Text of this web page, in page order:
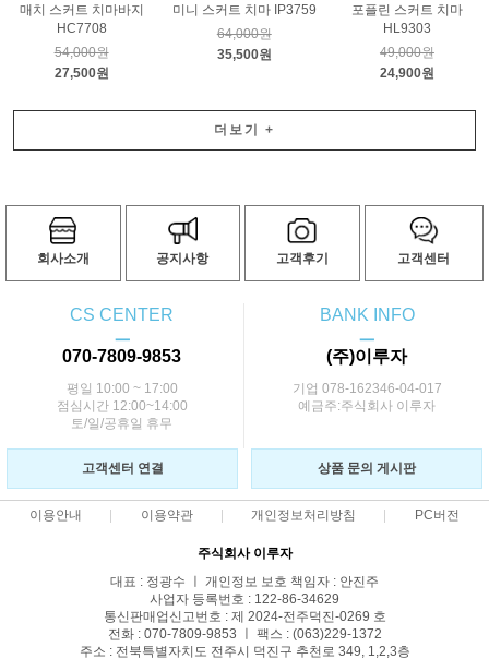
매치 스커트 치마바지
HC7708
54,000원
27,500원
미니 스커트 치마 IP3759
64,000원
35,500원
포플린 스커트 치마
HL9303
49,000원
24,900원
더보기 +
회사소개 공지사항 고객후기 고객센터
CS CENTER
ㅡ
070-7809-9853
평일 10:00 ~ 17:00
점심시간 12:00~14:00
토/일/공휴일 휴무
BANK INFO
ㅡ
(주)이루자
기업 078-162346-04-017
예금주:주식회사 이루자
고객센터 연결 상품 문의 게시판
이용안내 이용약관 개인정보처리방침 PC버전
주식회사 이루자
대표 : 정광수 ㅣ 개인정보 보호 책임자 : 안진주
사업자 등록번호 : 122-86-34629
통신판매업신고번호 : 제 2024-전주덕진-0269 호
전화 : 070-7809-9853 ㅣ 팩스 : (063)229-1372
주소 : 전북특별자치도 전주시 덕진구 추천로 349, 1,2,3층